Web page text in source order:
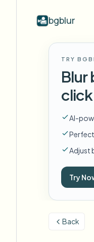
bgblur
Hide
your
業界別
学校
キャ
メデ
試写
小売
医療
クリ
公共部
ブログ
Tips,
顔、ナン
しと選択
プ。
すべて
覧する
TRY
Blur
click
AI-
Adjust
Try
Back